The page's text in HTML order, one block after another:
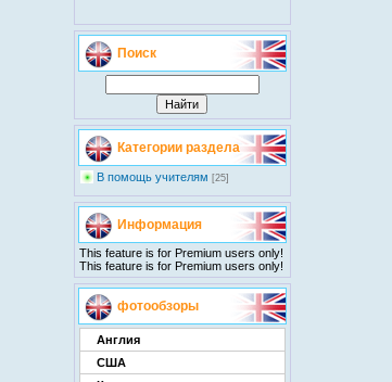
Поиск
Категории раздела
В помощь учителям [25]
Информация
This feature is for Premium users only!
This feature is for Premium users only!
фотообзоры
Англия
США